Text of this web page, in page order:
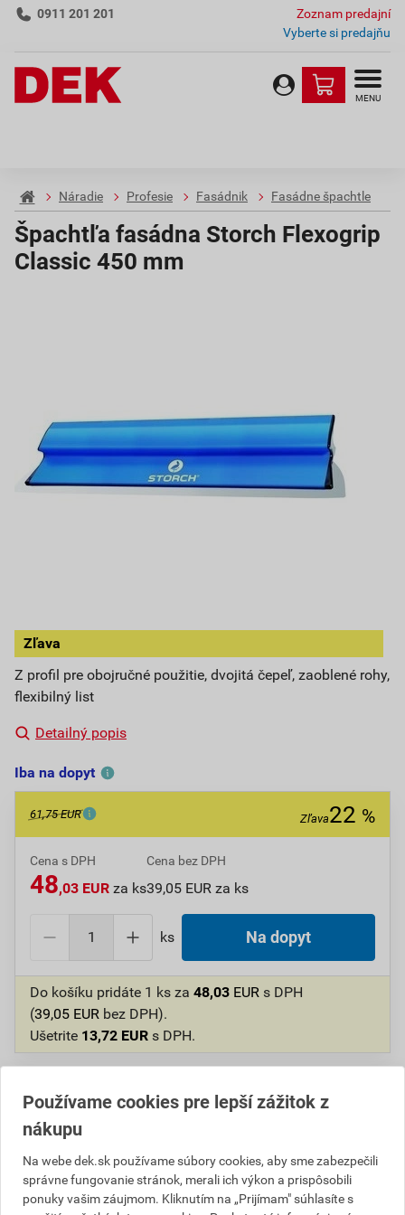
0911 201 201
Zoznam predajní
Vyberte si predajňu
MENU
Náradie Profesie Fasádnik Fasádne špachtle
Špachtľa fasádna Storch Flexogrip
Classic 450 mm
Zľava
Z profil pre obojručné použitie, dvojitá čepeľ, zaoblené rohy,
flexibilný list
Detailný popis
Iba na dopyt
61,75 EUR Zľava22 %
Cena s DPH
48,03 EUR za ks
Cena bez DPH
39,05 EUR za ks
ks Na dopyt
Do košíku pridáte 1 ks za 48,03 EUR s DPH
(39,05 EUR bez DPH).
Ušetrite 13,72 EUR s DPH.
VýrobcaSTORCH
Popis
Používame cookies pre lepší zážitok z
nákupu
Na webe dek.sk používame súbory cookies, aby sme zabezpečili
správne fungovanie stránok, merali ich výkon a prispôsobili
ponuky vašim záujmom. Kliknutím na „Prijímam" súhlasíte s